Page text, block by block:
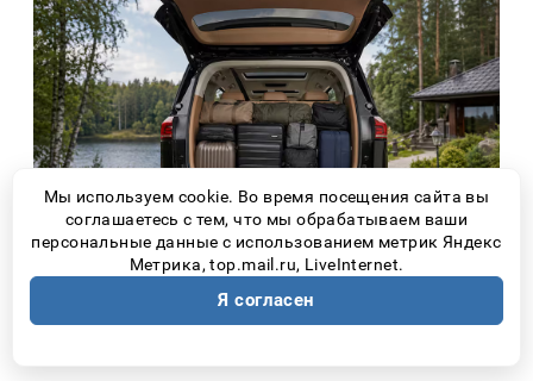
2. КОМФОРТ НУЖЕН НЕ
Мы используем cookie. Во время посещения сайта вы
соглашаетесь с тем, что мы обрабатываем ваши
персональные данные с использованием метрик Яндекс
Метрика, top.mail.ru, LiveInternet.
Я согласен